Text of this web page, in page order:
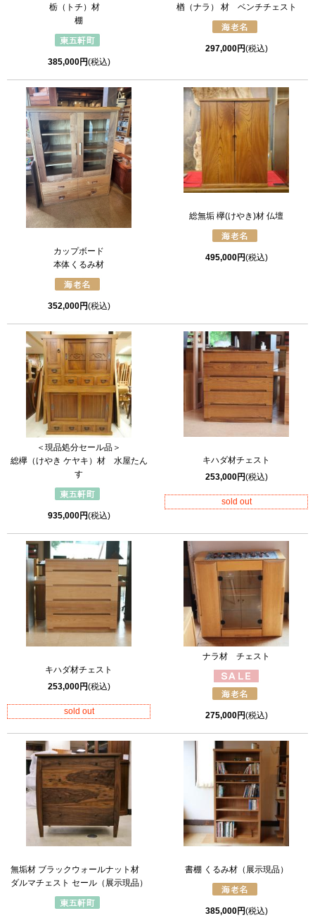
栃（トチ）材
棚
385,000円(税込)
楢（ナラ） 材 ベンチチェスト
297,000円(税込)
カップボード
本体くるみ材
352,000円(税込)
総無垢 欅(けやき)材 仏壇
495,000円(税込)
＜現品処分セール品＞
総欅（けやき ケヤキ）材 水屋たん
す
935,000円(税込)
キハダ材チェスト
253,000円(税込)
sold out
キハダ材チェスト
253,000円(税込)
sold out
ナラ材 チェスト
275,000円(税込)
無垢材 ブラックウォールナット材
ダルマチェスト セール（展示現品）
書棚 くるみ材（展示現品）
385,000円(税込)